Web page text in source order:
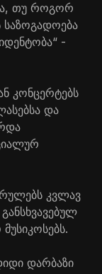
თუ როგორ
საზოგადოება
-
კონცერტებს
და
კვლავ
დარბაზი